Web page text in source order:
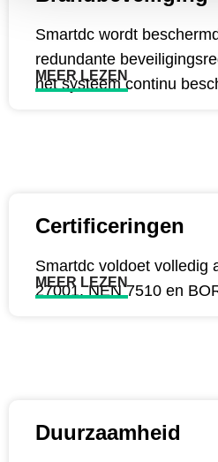
Smartdc wordt
redundante
het systeem continu
MEER LEZEN
Certificeringen
Smartdc voldoet volledig
27001, NEN 7510 en
MEER LEZEN
Duurzaamheid